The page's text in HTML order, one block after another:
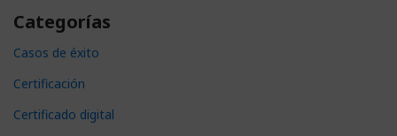
Categorías
Casos de éxito
Certificación
Certificado digital